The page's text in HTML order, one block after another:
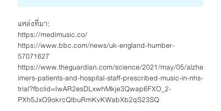
แหล่งที่มา:
https://medimusic.co/
https://www.bbc.com/news/uk-england-humber-
57071627
https://www.theguardian.com/science/2021/may/05/alzhe
imers-patients-and-hospital-staff-prescribed-music-in-nhs-
trial?fbclid=IwAR2esDLxwhMkje3Qwap6FXO_2-
PXh5JxO9okrcQlbuRmKvKWabXb2qS23SQ